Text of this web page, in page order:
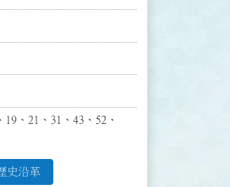
、21、31、43、52、
史沿革